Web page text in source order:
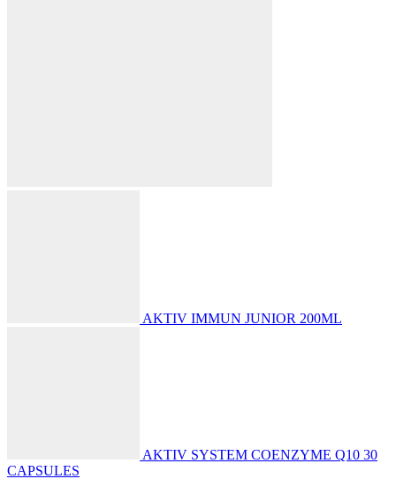
AKTIV IMMUN JUNIOR 200ML
AKTIV SYSTEM COENZYME Q10 30
CAPSULES